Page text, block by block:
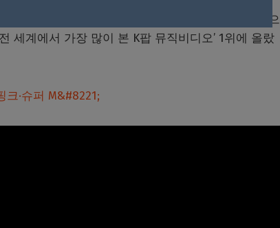
UP)의 타이틀곡이다. 중독성 강한 후렴구와 양손으
세계에서 가장 많이 본 K팝 뮤직비디오’ 1위에 올랐
·슈퍼 M&#8221;